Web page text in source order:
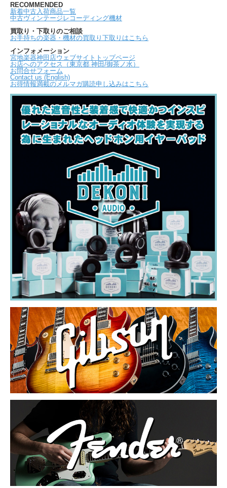
RECOMMENDED
新着中古入荷商品一覧
中古ヴィンテージレコーディング機材
買取り・下取りのご相談
お手持ちの楽器・機材の買取り下取りはこちら
インフォメーション
宮地楽器神田店ウェブサイトトップページ
お店へのアクセス（東京都 神田/御茶ノ水）
お問合せフォーム
Contact us (English)
お得情報満載のメルマガ購読申し込みはこちら